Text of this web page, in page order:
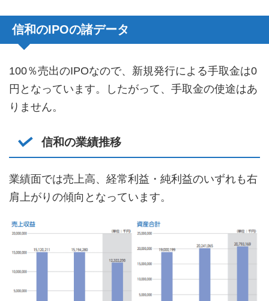
信和のIPOの諸データ
100％売出のIPOなので、新規発行による手取金は0
円となっています。したがって、手取金の使途はあ
りません。
信和の業績推移
業績面では売上高、経常利益・純利益のいずれも右
肩上がりの傾向となっています。